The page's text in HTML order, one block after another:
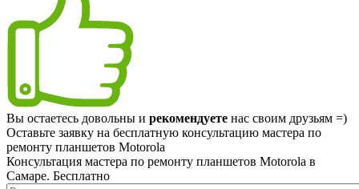
Вы остаетесь довольны и рекомендуете нас своим друзьям =)
Оставьте заявку на бесплатную консультацию мастера по
ремонту планшетов Motorola
Консультация мастера по ремонту планшетов Motorola в
Самаре. Бесплатно